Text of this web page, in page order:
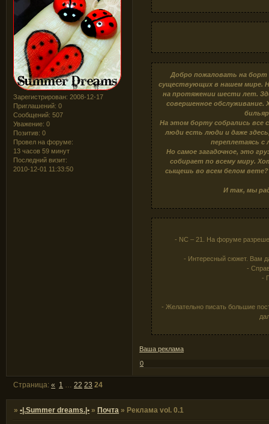
Зарегистрирован: 2008-12-17
Приглашений: 0
Сообщений: 507
Уважение: 0
Позитив: 0
Провел на форуме:
13 часов 59 минут
Последний визит:
2010-12-01 11:33:50
Добро пожаловать на борт
существующих в нашем мире.
на протяжении шести лет.
совершенное
На этом борту собрались
люди есть люди и даже
переплетаясь
Но самое загадочное, это
собирает по всему миру.
сыщешь во всем белом вете?
И так, мы
- NC – 21. На форуме
- Интересный сюжет. Вам
-
-
- Желательно писать большие
Ваша реклама
0
Страница:« 1 … 22 23 24
»•|.Summer dreams.|• »Почта » Реклама vol. 0.1